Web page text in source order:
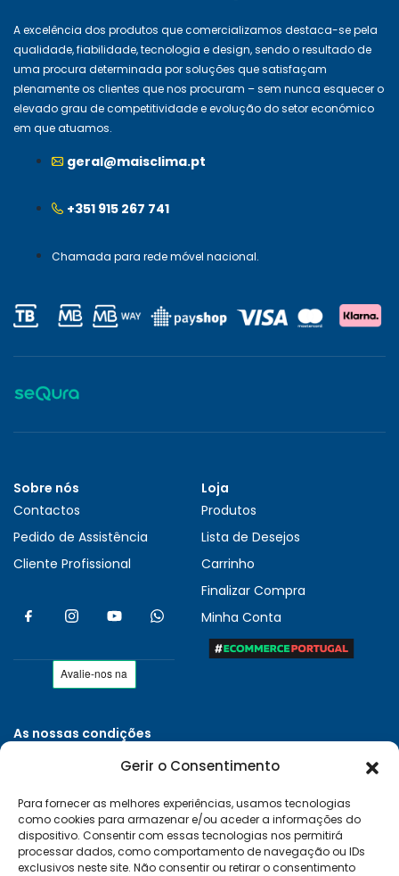
Gerir o Consentimento
Para fornecer as melhores experiências, usamos tecnologias
como cookies para armazenar e/ou aceder a informações do
dispositivo. Consentir com essas tecnologias nos permitirá
processar dados, como comportamento de navegação ou IDs
exclusivos neste site. Não consentir ou retirar o consentimento
A excelência dos produtos que comercializamos destaca-se pela
qualidade, fiabilidade, tecnologia e design, sendo o resultado de
uma procura determinada por soluções que satisfaçam
plenamente os clientes que nos procuram – sem nunca esquecer o
elevado grau de competitividade e evolução do setor económico
em que atuamos.
geral@maisclima.pt
+351 915 267 741
Chamada para rede móvel nacional.
Sobre nós
Contactos
Pedido de Assistência
Cliente Profissional
Loja
Produtos
Lista de Desejos
Carrinho
Finalizar Compra
Minha Conta
As nossas condições
Políticas de Privacidade
Entregas e Devoluções
Livro de Reclamações
RAL e RLL